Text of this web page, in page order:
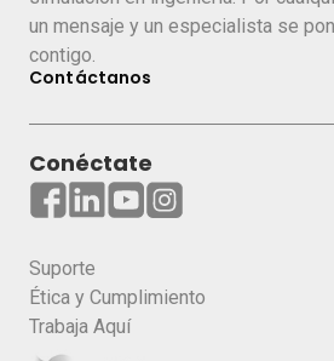
un mensaje y un especialista se
contigo.
Contáctanos
Conéctate
Suporte
Ética y Cumplimiento
Trabaja Aquí